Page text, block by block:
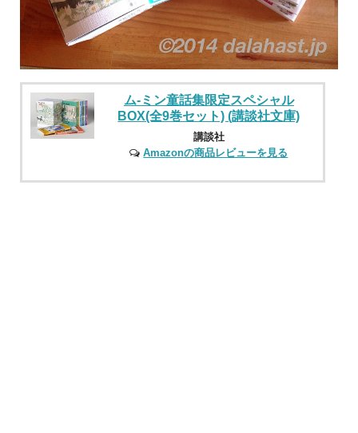
ム-ミン童話集限定スペシャル
BOX(全9巻セット) (講談社文庫)
講談社
Amazonの商品レビューを見る